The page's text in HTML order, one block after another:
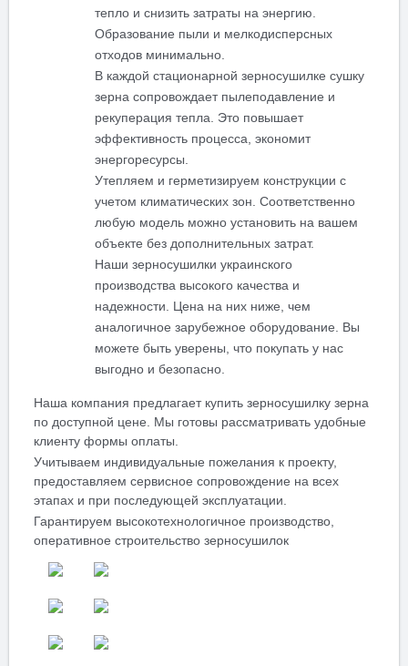
тепло и снизить затраты на энергию.
Образование пыли и мелкодисперсных
отходов минимально.
В каждой стационарной зерносушилке сушку
зерна сопровождает пылеподавление и
рекуперация тепла. Это повышает
эффективность процесса, экономит
энергоресурсы.
Утепляем и герметизируем конструкции с
учетом климатических зон. Соответственно
любую модель можно установить на вашем
объекте без дополнительных затрат.
Наши зерносушилки украинского
производства высокого качества и
надежности. Цена на них ниже, чем
аналогичное зарубежное оборудование. Вы
можете быть уверены, что покупать у нас
выгодно и безопасно.
Наша компания предлагает купить зерносушилку зерна
по доступной цене. Мы готовы рассматривать удобные
клиенту формы оплаты.
Учитываем индивидуальные пожелания к проекту,
предоставляем сервисное сопровождение на всех
этапах и при последующей эксплуатации.
Гарантируем высокотехнологичное производство,
оперативное строительство зерносушилок